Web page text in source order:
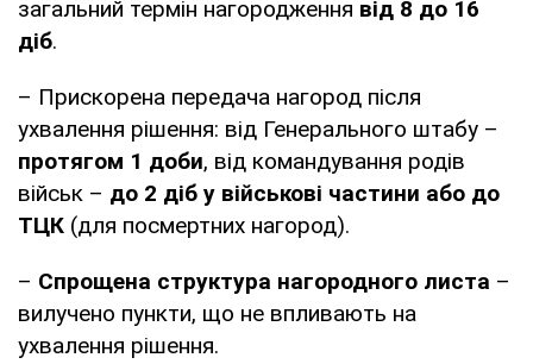
загальний термін нагородження від 8 до 16
діб.
– Прискорена передача нагород після
ухвалення рішення: від Генерального штабу –
протягом 1 доби, від командування родів
військ – до 2 діб у військові частини або до
ТЦК (для посмертних нагород).
– Спрощена структура нагородного листа –
вилучено пункти, що не впливають на
ухвалення рішення.